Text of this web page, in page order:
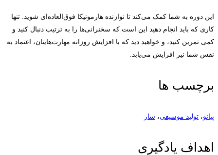
این دوره به شما کمک می‌کند تا نوازنده هارمونیکا فوق‌العاده‌ای شوید. تنها
کاری که باید انجام دهید این است که سخنرانی‌ها را به ترتیب دنبال کنید و
کمی تمرین کنید، و خواهید دید که با افزایش روزانه مهارت‌هایتان، اعتماد به
نفس شما نیز افزایش می‌یابد.
برچسب ها
پیانو، تولید موسیقی، ساز
اهداف یادگیری